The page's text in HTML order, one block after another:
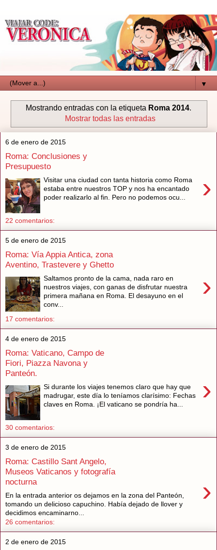
▼
Mostrando entradas con la etiqueta Roma 2014.
Mostrar todas las entradas
6 de enero de 2015
Roma: Conclusiones y
Presupuesto
›
Visitar una ciudad con tanta historia como Roma
estaba entre nuestros TOP y nos ha encantado
poder realizarlo al fin. Pero no podemos ocu...
22 comentarios:
5 de enero de 2015
Roma: Vía Appia Antica, zona
Aventino, Trastevere y Ghetto
›
Saltamos pronto de la cama, nada raro en
nuestros viajes, con ganas de disfrutar nuestra
primera mañana en Roma. El desayuno en el
conv...
17 comentarios:
4 de enero de 2015
Roma: Vaticano, Campo de
Fiori, Piazza Navona y
Panteón.
›
Si durante los viajes tenemos claro que hay que
madrugar, este día lo teníamos clarísimo: Fechas
claves en Roma. ¡El vaticano se pondría ha...
30 comentarios:
3 de enero de 2015
Roma: Castillo Sant Angelo,
Museos Vaticanos y fotografía
nocturna
›
En la entrada anterior os dejamos en la zona del Panteón,
tomando un delicioso capuchino. Había dejado de llover y
decidimos encaminarno...
26 comentarios:
2 de enero de 2015